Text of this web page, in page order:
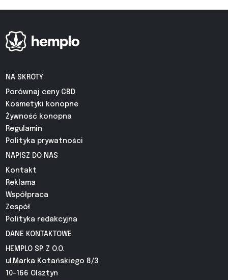
NA SKRÓTY
Porównaj ceny CBD
Kosmetyki konopne
Żywność konopna
Regulamin
Polityka prywatności
NAPISZ DO NAS
Kontakt
Reklama
Współpraca
Zespół
Polityka redakcyjna
DANE KONTAKTOWE
HEMPLO SP. Z O.O.
ul.Marka Kotańskiego 8/3
10-166 Olsztyn